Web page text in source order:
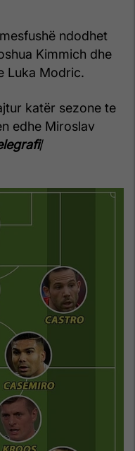
ndodhet
Kimmich dhe
Luka Modric.
katër sezone te
edhe Miroslav
/